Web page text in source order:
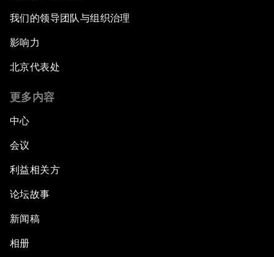
我们的领导团队与组织治理
影响力
北京代表处
更多内容
中心
会议
利益相关方
论坛故事
新闻稿
相册